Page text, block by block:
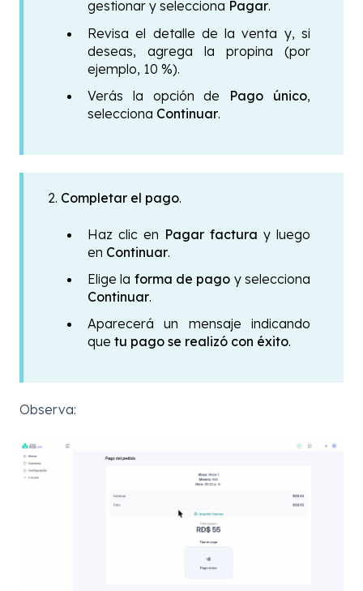
gestionar y selecciona Pagar.
Revisa el detalle de la venta y, si
deseas, agrega la propina (por
ejemplo, 10 %).
Verás la opción de Pago único,
selecciona Continuar.
2. Completar el pago.
Haz clic en Pagar factura y luego
en Continuar.
Elige la forma de pago y selecciona
Continuar.
Aparecerá un mensaje indicando
que tu pago se realizó con éxito.
Observa: